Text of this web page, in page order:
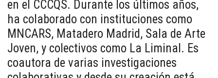
en el CCCQS. Durante los últimos años,
ha colaborado con instituciones como
MNCARS, Matadero Madrid, Sala de Arte
Joven, y colectivos como La Liminal. Es
coautora de varias investigaciones